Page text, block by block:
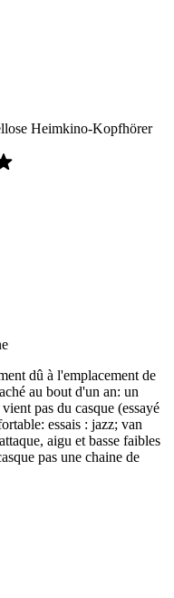
Heimkino-Kopfhörer
dû à l'emplacement de
au bout d'un an: un
pas du casque (essayé
essais : jazz; van
aigu et basse faibles
pas une chaine de